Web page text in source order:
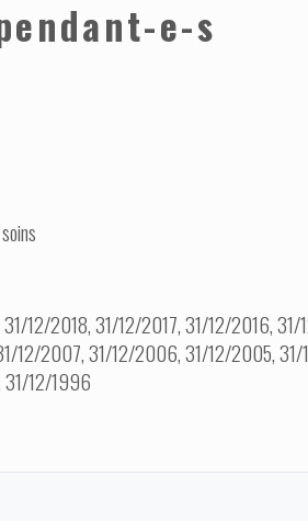
e-s
12/2018, 31/12/2017, 31/12/2016, 31/
12/2007, 31/12/2006, 31/12/2005,
12/1996